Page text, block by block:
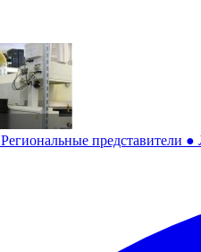
Региональные представители ●